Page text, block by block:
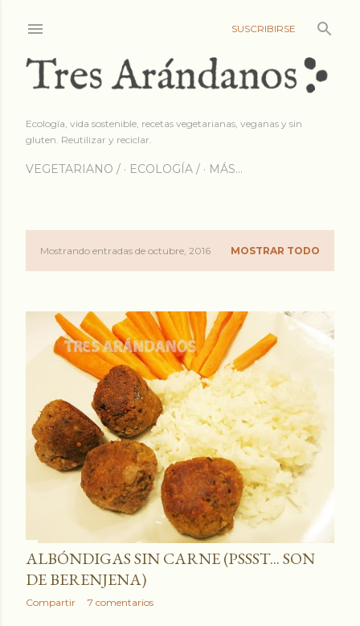
Ir al contenido
SUSCRIBIRSE
Ecología, vida sostenible, recetas vegetarianas, veganas y sin
gluten. Reutilizar y reciclar.
VEGETARIANO / ECOLOGÍA / MÁS…
E
d
a
s
Mostrando entradas de octubre, 2016 MOSTRAR TODO
ALBÓNDIGAS SIN CARNE (PSSST... SON
DE BERENJENA)
Compartir 7 comentarios